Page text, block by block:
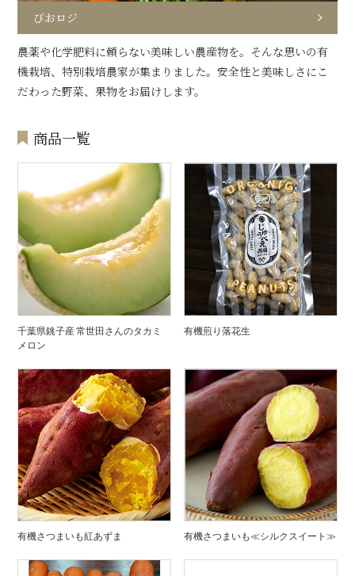
びおロジ
農薬や化学肥料に頼らない美味しい農産物を。そんな思いの有
機栽培、特別栽培農家が集まりました。安全性と美味しさにこ
だわった野菜、果物をお届けします。
商品一覧
千葉県銚子産 常世田さんのタカミ
メロン
有機煎り落花生
有機さつまいも紅あずま 有機さつまいも≪シルクスイート≫